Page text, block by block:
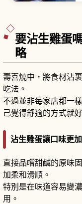
要沾生雞蛋
略
壽喜燒中，將食材沾
吃法。
不過並非每家店都一
己覺得舒適的方式就
沾生雞蛋讓口味更
直接品嚐甜鹹的原味
加柔和滑順。
特別是在味道容易變
用。